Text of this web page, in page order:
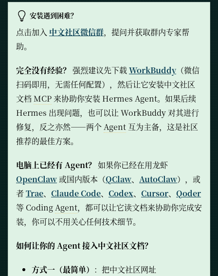
安装遇到困难？
点击加入 中文社区微信群，提问并获取群内专家帮
助。
完全没有经验？ 强烈建议先下载WorkBuddy（微信
扫码即用，无需任何配置），然后让它安装中文社区
文档 MCP 来协助你安装 Hermes Agent。如果后续
Hermes 出现问题，也可以让 WorkBuddy 对其进行
修复，反之亦然——两个Agent 互为主备，这是社区
推荐的最佳方案。
电脑上已经有 Agent？ 如果你已经在用龙虾
OpenClaw或国内版本（QClaw、 AutoClaw），或
者 Trae、 Claude Code、 Codex、 Cursor、 Qoder
等 CodingAgent，都可以让它读文档来协助你完成安
装，你可以不用关心任何技术细节。
如何让你的 Agent 接入中文社区文档？
方式一（最简单） ：把中文社区网址